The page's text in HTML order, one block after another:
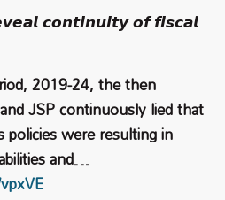
𝙘𝙤𝙣𝙩𝙞𝙣𝙪𝙞𝙩𝙮 𝙤𝙛 𝙛𝙞𝙨𝙘𝙖𝙡
2019-24, the then
JSP continuously lied that
were resulting in
and…